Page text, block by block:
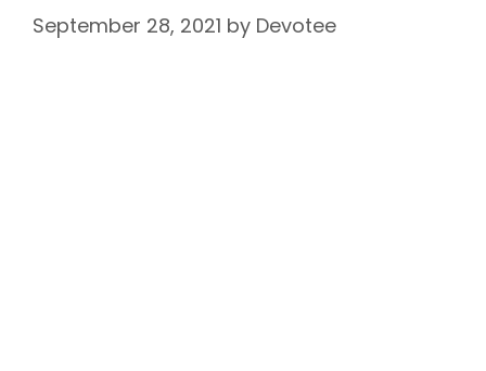
September 28, 2021 by Devotee